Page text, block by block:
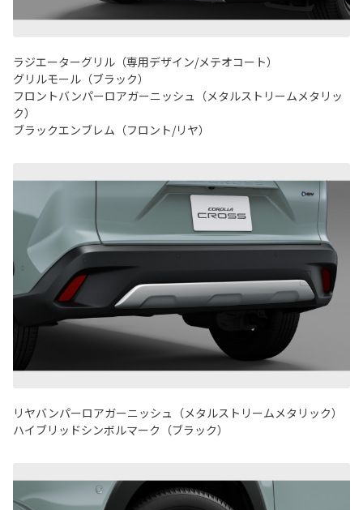
ラジエーターグリル（専用デザイン/メテオコート）
グリルモール（ブラック）
フロントバンパーロアガーニッシュ（メタルストリームメタリッ
ク）
ブラックエンブレム（フロント/リヤ）
リヤバンパーロアガーニッシュ（メタルストリームメタリック）
ハイブリッドシンボルマーク（ブラック）